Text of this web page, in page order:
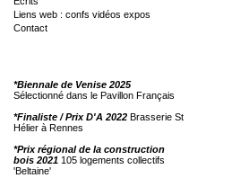
Liens web : confs vidéos expos
Contact
*Biennale de Venise 2025
Sélectionné dans le Pavillon Français
*Finaliste / Prix D'A 2022 Brasserie St
Hélier à Rennes
*Prix régional de la construction
bois 2021 105 logements collectifs
'Beltaine'